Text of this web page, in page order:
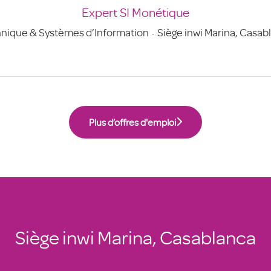
Expert SI Monétique
& Systèmes d’Information · Siège inwi Marina,
Plus d’offres d'emploi
Siège inwi Marina, Casablanca